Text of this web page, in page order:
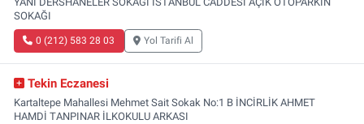
SOKAĞI
0 (212) 583 28 03 Yol Tarifi Al
Tekin Eczanesi
Kartaltepe Mahallesi Mehmet Sait Sokak No:1 B İNCİRLİK AHMET
HAMDİ TANPINAR İLKOKULU ARKASI